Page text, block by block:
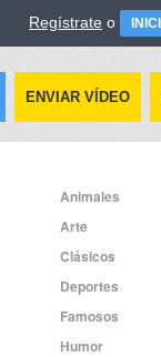
Regístrate o
ENVIAR VÍDEO
Animales
Arte
Clásicos
Deportes
Famosos
Humor